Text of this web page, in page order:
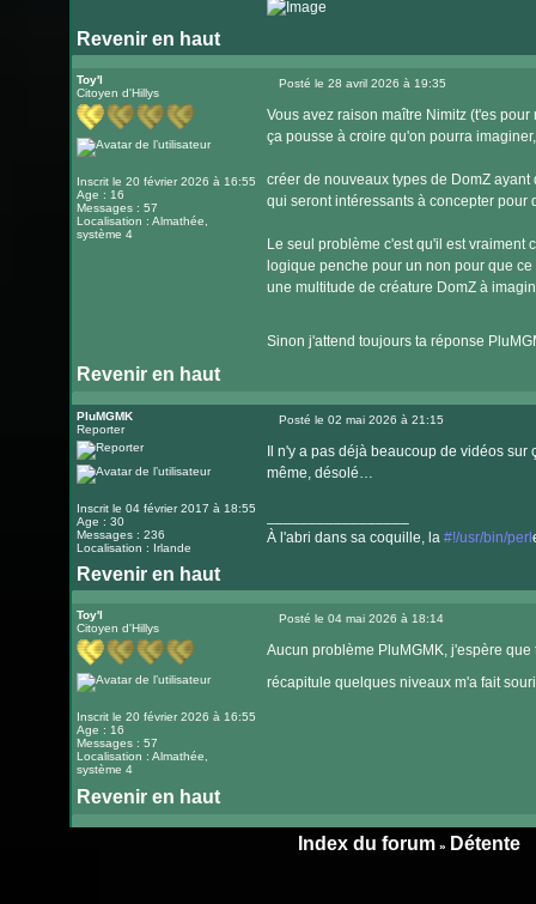
Revenir en haut
Visiter
le
internet
Toy'l
Citoyen d'Hillys
Inscrit le 20 février 2026 à 16:55
Age : 16
Messages : 57
Localisation : Almathée,
système 4
Posté le 28 avril 2026 à 19:35
Vous avez raison maître Nimitz (t'es
ça pousse à croire qu'on pourra
créer de nouveaux types de DomZ
qui seront intéressants à concepter pour
Le seul problème c'est qu'il est vraiment
logique penche pour un non pour que
une multitude de créature DomZ à
Sinon j'attend toujours ta réponse
Revenir en haut
PluMGMK
Reporter
Inscrit le 04 février 2017 à 18:55
Age : 30
Messages : 236
Localisation : Irlande
Posté le 02 mai 2026 à 21:15
Il n'y a pas déjà beaucoup de vidéos
même, désolé…
À l'abri dans sa coquille, la #!/usr/bin/perl
Revenir en haut
Visiter
le
internet
Toy'l
Citoyen d'Hillys
Inscrit le 20 février 2026 à 16:55
Age : 16
Messages : 57
Localisation : Almathée,
système 4
Posté le 04 mai 2026 à 18:14
Aucun problème PluMGMK, j'espère
récapitule quelques niveaux m'a fait
Revenir en haut
Index du forum» Détente